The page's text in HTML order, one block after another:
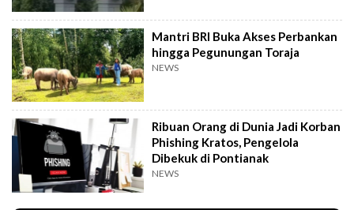
Mantri BRI Buka Akses Perbankan
hingga Pegunungan Toraja
NEWS
Ribuan Orang di Dunia Jadi Korban
Phishing Kratos, Pengelola
Dibekuk di Pontianak
NEWS